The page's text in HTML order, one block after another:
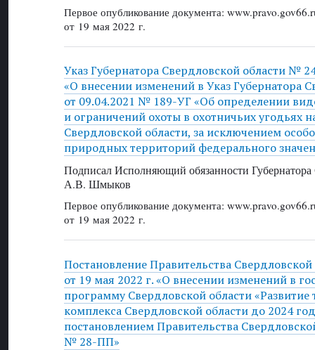
Первое опубликование документа:
от 19 мая 2022 г.
Указ Губернатора Свердловской области №
«О внесении изменений в Указ Губернатора
от 09.04.2021 № 189-УГ «Об определении
и ограничений охоты в охотничьих угодьях
Свердловской области, за исключением
природных территорий федерального
Подписал Исполняющий обязанности Губернатора
А.В. Шмыков
Первое опубликование документа:
от 19 мая 2022 г.
Постановление Правительства
от 19 мая 2022 г. «О внесении изменений в
программу Свердловской области «Развитие
комплекса Свердловской области до 2024
постановлением Правительства
№ 28-ПП»